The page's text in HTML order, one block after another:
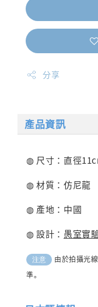
分享
產品資訊
◍ 尺寸：直徑
◍ 材質：仿尼龍
◍ 產地：中國
◍ 設計： 愚室實
注意
由於拍攝光
準。